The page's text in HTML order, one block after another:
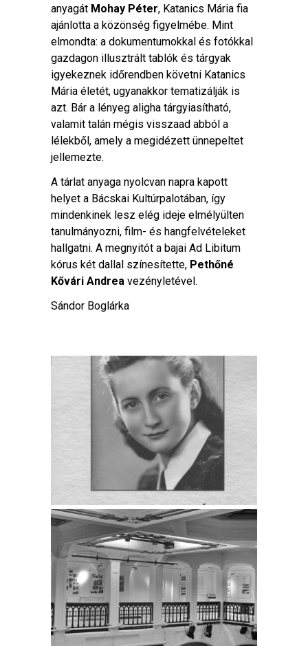
anyagát Mohay Péter, Katanics Mária fia
ajánlotta a közönség figyelmébe. Mint
elmondta: a dokumentumokkal és fotókkal
gazdagon illusztrált tablók és tárgyak
igyekeznek időrendben követni Katanics
Mária életét, ugyanakkor tematizálják is
azt. Bár a lényeg aligha tárgyiasítható,
valamit talán mégis visszaad abból a
lélekből, amely a megidézett ünnepeltet
jellemezte.
A tárlat anyaga nyolcvan napra kapott
helyet a Bácskai Kultúrpalotában, így
mindenkinek lesz elég ideje elmélyülten
tanulmányozni, film- és hangfelvételeket
hallgatni. A megnyitót a bajai Ad Libitum
kórus két dallal színesítette, Pethőné
Kővári Andrea vezényletével.
Sándor Boglárka